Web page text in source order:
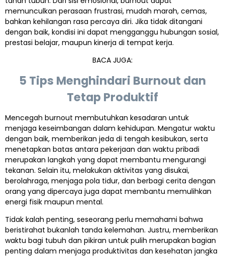
memunculkan perasaan frustrasi, mudah marah, cemas,
bahkan kehilangan rasa percaya diri. Jika tidak ditangani
dengan baik, kondisi ini dapat mengganggu hubungan sosial,
prestasi belajar, maupun kinerja di tempat kerja.
BACA JUGA:
5 Tips Menghindari Burnout dan
Tetap Produktif
Mencegah burnout membutuhkan kesadaran untuk
menjaga keseimbangan dalam kehidupan. Mengatur waktu
dengan baik, memberikan jeda di tengah kesibukan, serta
menetapkan batas antara pekerjaan dan waktu pribadi
merupakan langkah yang dapat membantu mengurangi
tekanan. Selain itu, melakukan aktivitas yang disukai,
berolahraga, menjaga pola tidur, dan berbagi cerita dengan
orang yang dipercaya juga dapat membantu memulihkan
energi fisik maupun mental.
Tidak kalah penting, seseorang perlu memahami bahwa
beristirahat bukanlah tanda kelemahan. Justru, memberikan
waktu bagi tubuh dan pikiran untuk pulih merupakan bagian
penting dalam menjaga produktivitas dan kesehatan jangka